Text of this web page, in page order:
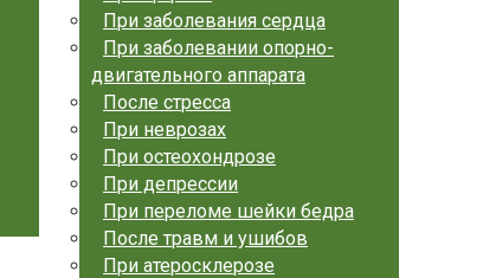
При заболевания сердца
При заболевании опорно-
двигательного аппарата
После стресса
При неврозах
При остеохондрозе
При депрессии
При переломе шейки бедра
После травм и ушибов
При атеросклерозе